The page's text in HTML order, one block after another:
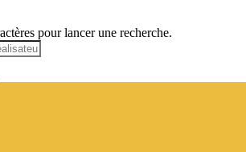
pour lancer une recherche.